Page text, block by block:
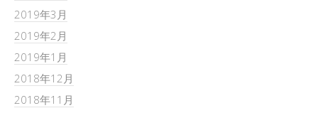
2019年3月
2019年2月
2019年1月
2018年12月
2018年11月